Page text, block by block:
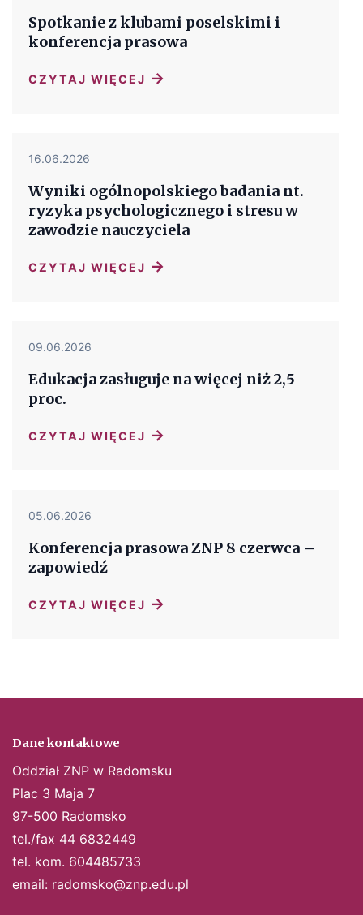
Spotkanie z klubami poselskimi i
konferencja prasowa
CZYTAJ WIĘCEJ →
16.06.2026
Wyniki ogólnopolskiego badania nt.
ryzyka psychologicznego i stresu w
zawodzie nauczyciela
CZYTAJ WIĘCEJ →
09.06.2026
Edukacja zasługuje na więcej niż 2,5
proc.
CZYTAJ WIĘCEJ →
05.06.2026
Konferencja prasowa ZNP 8 czerwca –
zapowiedź
CZYTAJ WIĘCEJ →
Dane kontaktowe
Oddział ZNP w Radomsku
Plac 3 Maja 7
97-500 Radomsko
tel./fax 44 6832449
tel. kom. 604485733
email: radomsko@znp.edu.pl